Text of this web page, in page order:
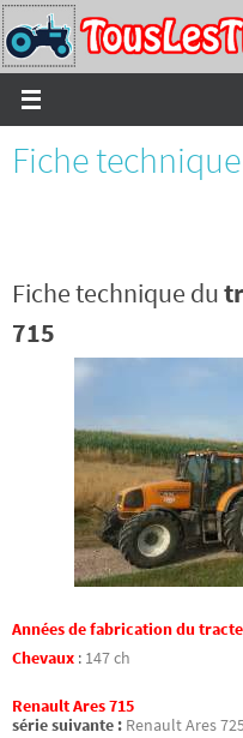
Passer
vers
le
contenu
Fiche
Fiche technique du
715
Années de fabrication du
Chevaux : 147 ch
Renault Ares 715
série suivante : Renault Ares